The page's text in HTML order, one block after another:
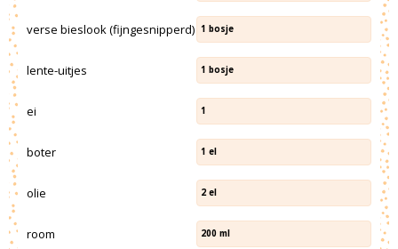
verse bieslook (fijngesnipperd) 1 bosje
lente-uitjes 1 bosje
ei 1
boter 1 el
olie 2 el
room 200 ml